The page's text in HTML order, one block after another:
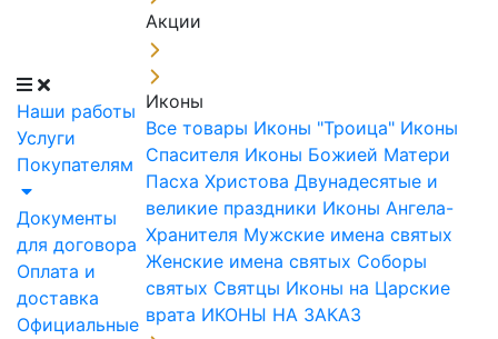
Наши работы
Услуги
Покупателям
Документы
для договора
Оплата и
доставка
Официальные
Акции
Иконы
Все товары Иконы "Троица" Иконы
Спасителя Иконы Божией Матери
Пасха Христова Двунадесятые и
великие праздники Иконы Ангела-
Хранителя Мужские имена святых
Женские имена святых Соборы
святых Святцы Иконы на Царские
врата ИКОНЫ НА ЗАКАЗ